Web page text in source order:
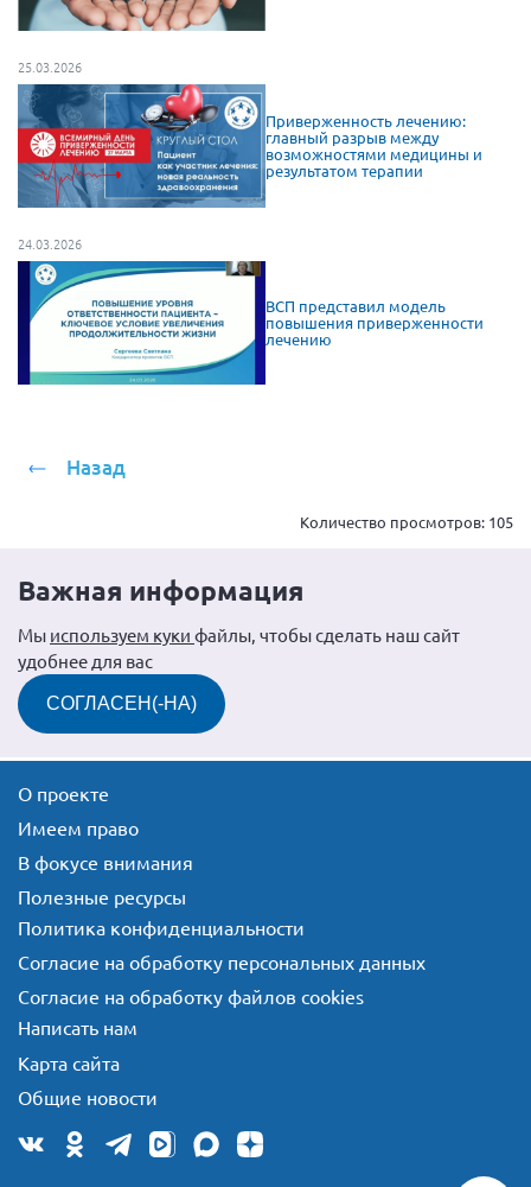
25.03.2026
Приверженность лечению:
главный разрыв между
возможностями медицины и
результатом терапии
24.03.2026
ВСП представил модель
повышения приверженности
лечению
Назад
Количество просмотров: 105
Важная информация
Мы используем куки файлы, чтобы сделать наш сайт
удобнее для вас
СОГЛАСЕН(-НА)
О проекте
Имеем право
В фокусе внимания
Полезные ресурсы
Политика конфиденциальности
Согласие на обработку персональных данных
Согласие на обработку файлов cookies
Написать нам
Карта сайта
Общие новости